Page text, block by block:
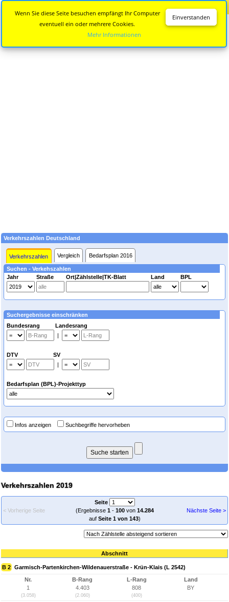
Verkehrszahlen Deutschland
Verkehrszahlen Vergleich Bedarfsplan 2016
Suchen - Verkehszahlen
Jahr
Straße Ort|Zählstelle|TK-Blatt Land BPL
Suchergebnisse einschränken
Bundesrang Landesrang
|
DTV SV
|
Bedarfsplan (BPL)-Projekttyp
Infos anzeigen Suchbegriffe hervorheben
Verkehrszahlen 2019
< Vorherige Seite
Seite
(Ergebnisse 1- 100von 14.284
auf Seite 1 von 143)
Nächste Seite >
Abschnitt
B 2 Garmisch-Partenkirchen-Wildenauerstraße - Krün-Klais (L 2542)
Nr.
1
(3.058)
B-Rang
4.403
(2.060)
L-Rang
808
(400)
Land
BY
Einverstanden
Wenn Sie diese Seite besuchen empfängt Ihr Computer
eventuell ein oder mehrere Cookies.
Mehr Informationen